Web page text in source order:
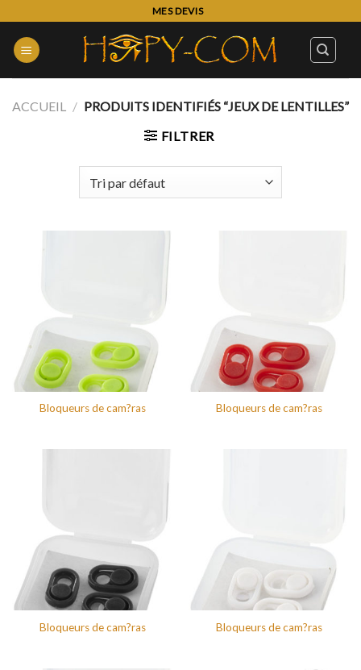
content
MES DEVIS
ACCUEIL / PRODUITS IDENTIFIÉS “JEUX DE LENTILLES”
FILTRER
Bloqueurs de cam?ras Bloqueurs de cam?ras
Bloqueurs de cam?ras Bloqueurs de cam?ras